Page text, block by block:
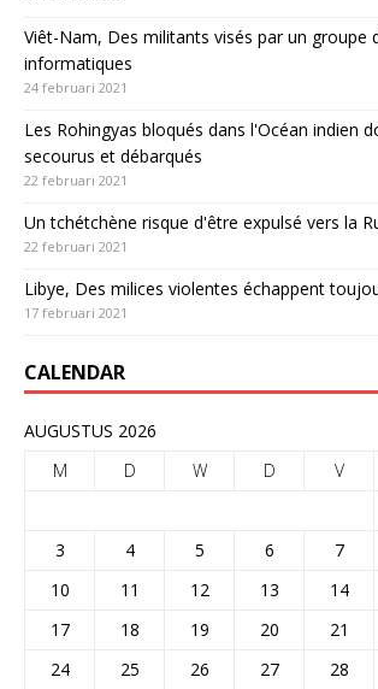
Viêt-Nam, Des militants visés par un groupe
informatiques
24 februari 2021
Les Rohingyas bloqués dans l'Océan indien
secourus et débarqués
22 februari 2021
Un tchétchène risque d'être expulsé vers la
22 februari 2021
Libye, Des milices violentes échappent
17 februari 2021
CALENDAR
AUGUSTUS 2026
M
D W D V
3
4 5 6 7
10
11 12 13 14
17
18 19 20 21
24
25 26 27 28